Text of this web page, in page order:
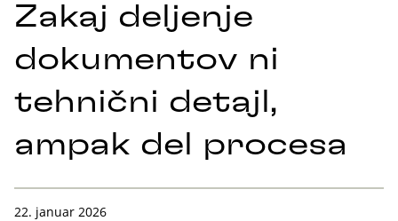
Zakaj deljenje
dokumentov ni
tehnični detajl,
ampak del procesa
22. januar 2026